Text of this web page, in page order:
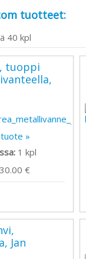
tuotteet:
40 kpl
tuoppi
»
1 kpl
30.00 €
Jan